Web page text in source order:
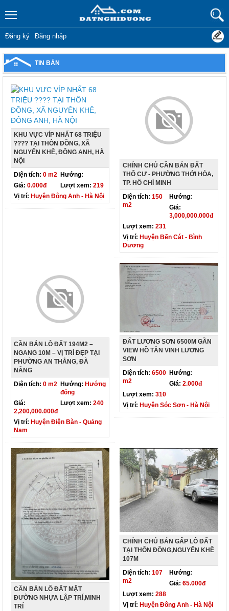
Đăng ký Đăng nhập
TIN BÁN
KHU VỰC VÍP NHẤT 68 TRIỆU
???? TẠI THÔN ĐỒNG, XÃ
NGUYÊN KHÊ, ĐÔNG ANH, HÀ
NỘI
Diện tích: 0 m2 Hướng:
Giá: 0.000đ Lượt xem: 219
Vị trí: Huyện Đông Anh - Hà Nội
CHÍNH CHỦ CẦN BÁN ĐẤT
THỔ CƯ - PHƯỜNG THỚI HÒA,
TP. HỒ CHÍ MINH
Diện tích: 150
m2
Hướng:
Giá:
3,000,000.000đ
Lượt xem: 231
Vị trí: Huyện Bến Cát - Bình
Dương
CẦN BÁN LÔ ĐẤT 194M2 –
NGANG 10M – VỊ TRÍ ĐẸP TẠI
PHƯỜNG AN THẮNG, ĐÀ
NẴNG
Diện tích: 0 m2 Hướng: Hướng
đông
Giá:
2,200,000.000đ
Lượt xem: 240
Vị trí: Huyện Điện Bàn - Quảng
Nam
ĐẤT LƯƠNG SƠN 6500M GẦN
VIEW HỒ TÂN VINH LƯƠNG
SƠN
Diện tích: 6500
m2
Hướng:
Giá: 2.000đ
Lượt xem: 310
Vị trí: Huyện Sóc Sơn - Hà Nội
CẦN BÁN LÔ ĐẤT MẶT
ĐƯỜNG NHỰA LẬP TRÍ,MINH
TRÍ
CHÍNH CHỦ BÁN GẤP LÔ ĐẤT
TẠI THÔN ĐỒNG,NGUYÊN KHÊ
107M
Diện tích: 107
m2
Hướng:
Giá: 65.000đ
Lượt xem: 288
Vị trí: Huyện Đông Anh - Hà Nội